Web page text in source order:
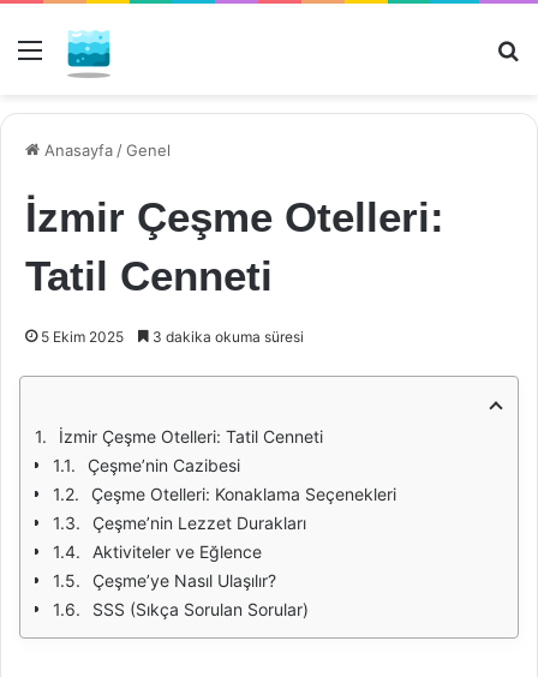
Menü
Anasayfa /Genel
İzmir Çeşme Otelleri:
Tatil Cenneti
5 Ekim 2025 3 dakika okuma süresi
İzmir Çeşme Otelleri: Tatil Cenneti
Çeşme’nin Cazibesi
Çeşme Otelleri: Konaklama Seçenekleri
Çeşme’nin Lezzet Durakları
Aktiviteler ve Eğlence
Çeşme’ye Nasıl Ulaşılır?
SSS (Sıkça Sorulan Sorular)